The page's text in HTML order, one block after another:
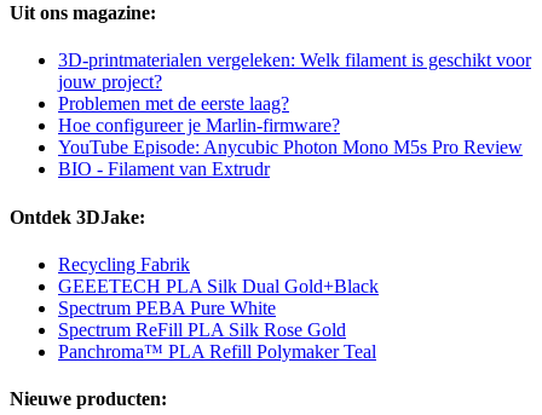
Uit ons magazine:
3D-printmaterialen vergeleken: Welk filament is geschikt voor
jouw project?
Problemen met de eerste laag?
Hoe configureer je Marlin-firmware?
YouTube Episode: Anycubic Photon Mono M5s Pro Review
BIO - Filament van Extrudr
Ontdek 3DJake:
Recycling Fabrik
GEEETECH PLA Silk Dual Gold+Black
Spectrum PEBA Pure White
Spectrum ReFill PLA Silk Rose Gold
Panchroma™ PLA Refill Polymaker Teal
Nieuwe producten: